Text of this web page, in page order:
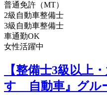
普通免許（MT）
2級自動車整備士
3級自動車整備士
車通勤OK
女性活躍中
【整備士3級以上
すゞ自動車』グル